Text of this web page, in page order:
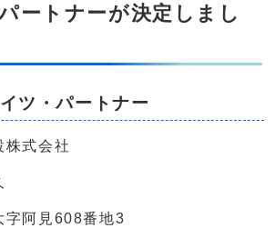
ートナーが決定しまし
ツ・パートナー
株式会社
字阿見608番地3